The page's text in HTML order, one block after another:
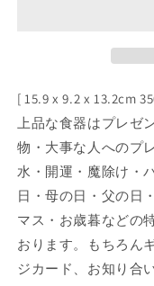
15.9
x
9.2
x
13.2cm
350cc
[
漆
器
15.9
9.2
x
[
漆
器
[ 15.9 x 9.2 x 13.2cm
上品な食器はプレゼ
物・大事な人へのプ
水・開運・魔除け・
日・母の日・父の日
マス・お歳暮などの
おります。もちろん
ジカード、お知り合